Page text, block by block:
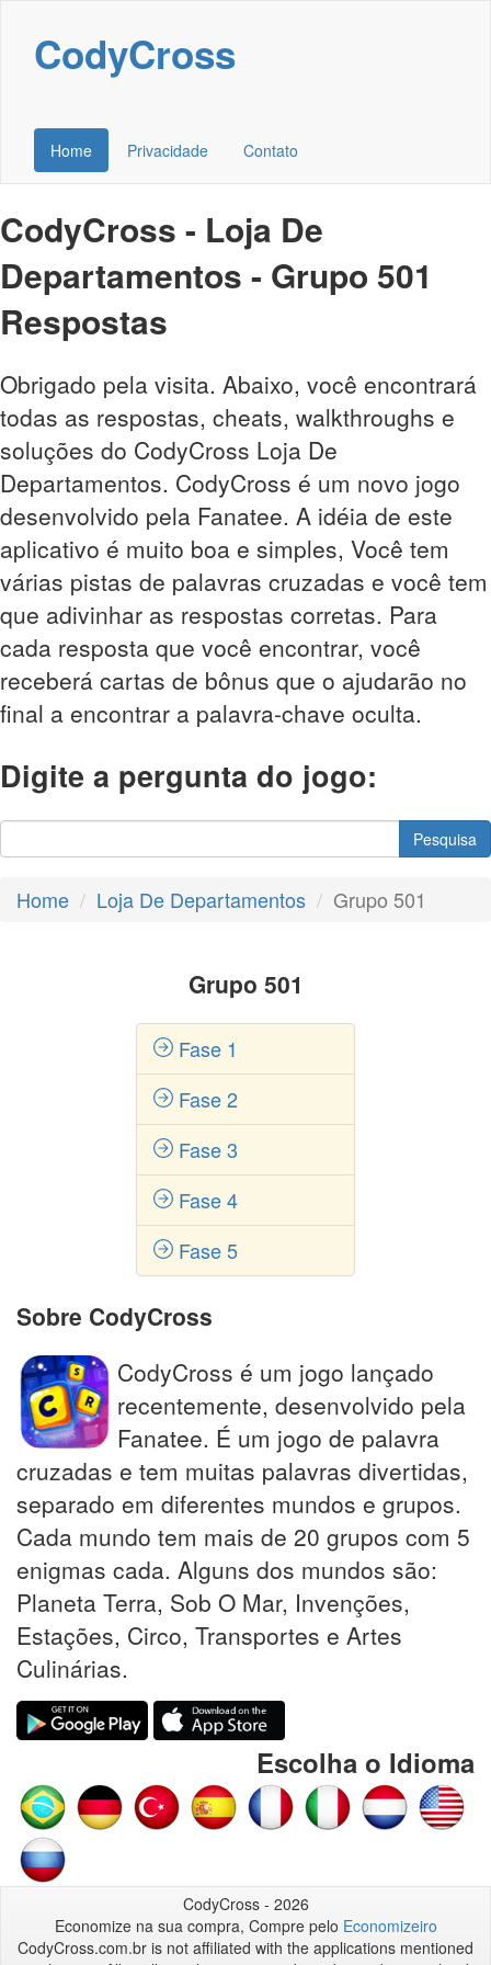
CodyCross
Home Privacidade Contato
CodyCross - Loja De
Departamentos - Grupo 501
Respostas
Obrigado pela visita. Abaixo, você encontrará
todas as respostas, cheats, walkthroughs e
soluções do CodyCross Loja De
Departamentos. CodyCross é um novo jogo
desenvolvido pela Fanatee. A idéia de este
aplicativo é muito boa e simples, Você tem
várias pistas de palavras cruzadas e você tem
que adivinhar as respostas corretas. Para
cada resposta que você encontrar, você
receberá cartas de bônus que o ajudarão no
final a encontrar a palavra-chave oculta.
Digite a pergunta do jogo:
Pesquisa
Home Loja De Departamentos Grupo 501
Grupo 501
Fase 1
Fase 2
Fase 3
Fase 4
Fase 5
Sobre CodyCross
CodyCross é um jogo lançado
recentemente, desenvolvido pela
Fanatee. É um jogo de palavra
cruzadas e tem muitas palavras divertidas,
separado em diferentes mundos e grupos.
Cada mundo tem mais de 20 grupos com 5
enigmas cada. Alguns dos mundos são:
Planeta Terra, Sob O Mar, Invenções,
Estações, Circo, Transportes e Artes
Culinárias.
Escolha o Idioma
CodyCross - 2026
Economize na sua compra, Compre pelo Economizeiro
CodyCross.com.br is not affiliated with the applications mentioned